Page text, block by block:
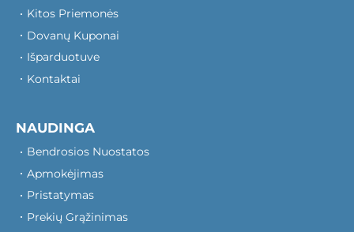
Kitos Priemonės
Dovanų Kuponai
Išparduotuve
Kontaktai
NAUDINGA
Bendrosios Nuostatos
Apmokėjimas
Pristatymas
Prekių Grąžinimas